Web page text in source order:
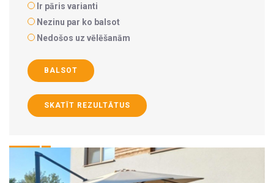
Ir pāris varianti
Nezinu par ko balsot
Nedošos uz vēlēšanām
BALSOT
SKATĪT REZULTĀTUS